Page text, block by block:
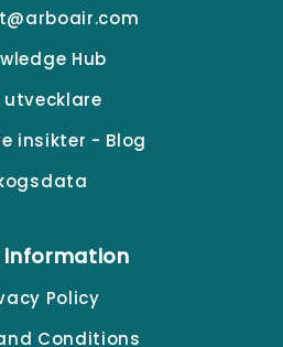
Hub
utvecklare
insikter - Blog
information
Policy
Conditions